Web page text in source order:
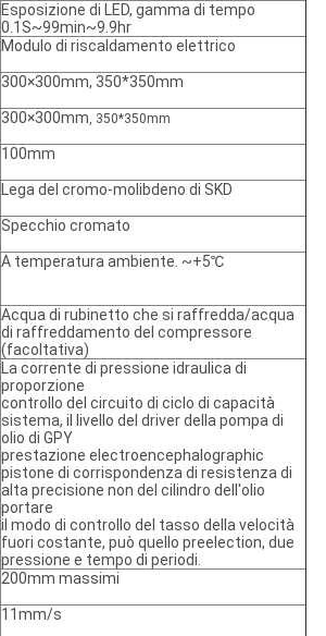
Esposizione di LED, gamma di tempo
0.1S~99min~9.9hr
Modulo di riscaldamento elettrico
300×300mm, 350*350mm
300×300mm, 350*350mm
100mm
Lega del cromo-molibdeno di SKD
Specchio cromato
A temperatura ambiente. ~+5℃
Acqua di rubinetto che si raffredda/acqua
di raffreddamento del compressore
(facoltativa)
La corrente di pressione idraulica di
proporzione
controllo del circuito di ciclo di capacità
sistema, il livello del driver della pompa di
olio di GPY
prestazione electroencephalographic
pistone di corrispondenza di resistenza di
alta precisione non del cilindro dell'olio
portare
il modo di controllo del tasso della velocità
fuori costante, può quello preelection, due
pressione e tempo di periodi.
200mm massimi
11mm/s